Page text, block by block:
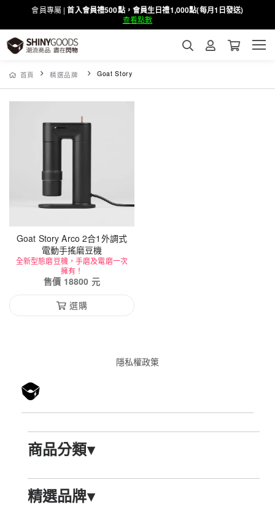
會員專屬 |首入會員禮500點，會員生日禮1,000點(每月1日發送)
查看點數
首頁 精選品牌 Goat Story
Goat Story Arco 2合1外調式
電動手搖磨豆機
全新型態磨豆機，手磨及電磨一次
擁有！
售價 18800 元
選購
隱私權政䇿
商品分類▾
精選品牌▾